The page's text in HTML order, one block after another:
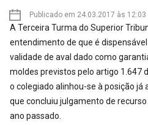
Publicado em 24.03.2017 às 12:03
A Terceira Turma do Superior
entendimento de que é
validade de aval dado como
moldes previstos pelo artigo 1.647
o colegiado alinhou-se à posição já
que concluiu julgamento de
ano passado.